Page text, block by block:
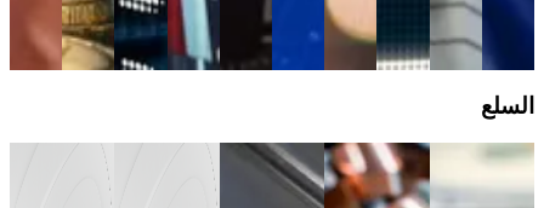
الفوركس
دليل
التداول
الفوركس
السلع
Nov 11,
2024
Sep 17, 2024
Aug 19,
2024
Feb 13, 2020